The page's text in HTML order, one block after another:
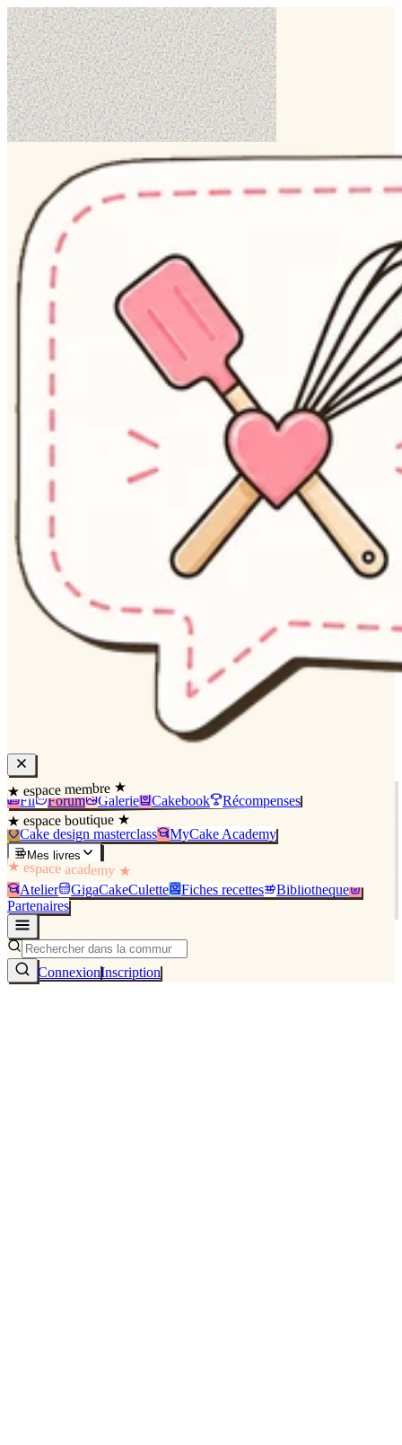
★ espace membre ★
Fil Forum Galerie Cakebook Récompenses
★ espace boutique ★
Cake design masterclass MyCake Academy
Mes livres
★ espace academy ★
Atelier GigaCakeCulette Fiches recettes
Bibliothèque
Partenaires
ConnexionInscription